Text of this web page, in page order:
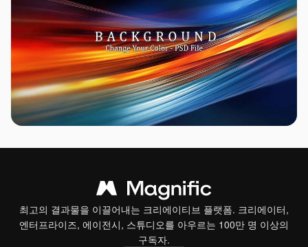
최고의 결과물을 이끌어내는 크리에이티브 플랫폼. 크리에이터,
엔터프라이즈, 에이전시, 스튜디오를 아우르는 100만 명 이상의
구독자.